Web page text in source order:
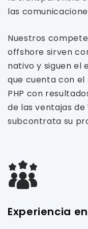
las
Nuestros
offshore sirven
nativo y siguen el
que cuenta con
PHP con
de las ventajas
subcontrata su
Experiencia en